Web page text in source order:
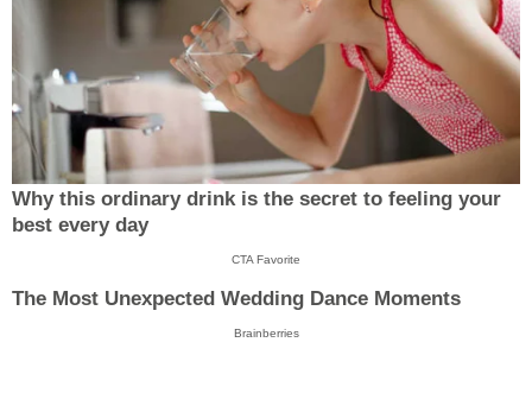
Why this ordinary drink is the secret to feeling your
best every day
CTA Favorite
The Most Unexpected Wedding Dance Moments
Brainberries